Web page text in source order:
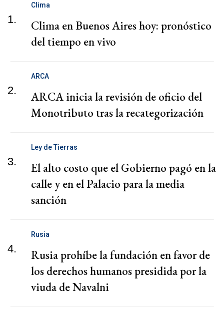
1.
Clima
Clima en Buenos Aires hoy: pronóstico
del tiempo en vivo
2.
ARCA
ARCA inicia la revisión de oficio del
Monotributo tras la recategorización
3.
Ley de Tierras
El alto costo que el Gobierno pagó en la
calle y en el Palacio para la media
sanción
4.
Rusia
Rusia prohíbe la fundación en favor de
los derechos humanos presidida por la
viuda de Navalni